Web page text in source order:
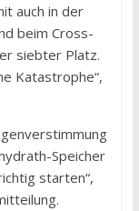
auch in der
beim Cross-
siebter Platz.
Katastrophe“,
Speicher
starten“,